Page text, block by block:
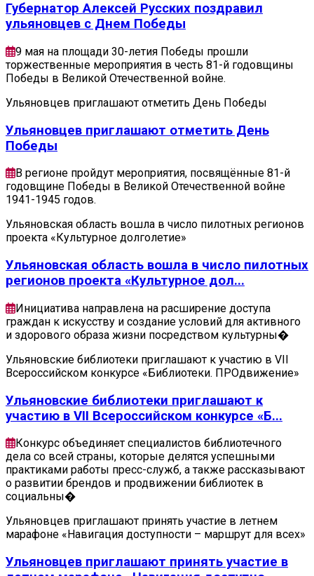
Губернатор Алексей Русских поздравил
ульяновцев с Днем Победы
9 мая на площади 30-летия Победы прошли
торжественные мероприятия в честь 81-й годовщины
Победы в Великой Отечественной войне.
Ульяновцев приглашают отметить День Победы
Ульяновцев приглашают отметить День
Победы
В регионе пройдут мероприятия, посвящённые 81-й
годовщине Победы в Великой Отечественной войне
1941-1945 годов.
Ульяновская область вошла в число пилотных регионов
проекта «Культурное долголетие»
Ульяновская область вошла в число пилотных
регионов проекта «Культурное дол...
Инициатива направлена на расширение доступа
граждан к искусству и создание условий для активного
и здорового образа жизни посредством культурны�
Ульяновские библиотеки приглашают к участию в VII
Всероссийском конкурсе «Библиотеки. ПРОдвижение»
Ульяновские библиотеки приглашают к
участию в VII Всероссийском конкурсе «Б...
Конкурс объединяет специалистов библиотечного
дела со всей страны, которые делятся успешными
практиками работы пресс-служб, а также рассказывают
о развитии брендов и продвижении библиотек в
социальны�
Ульяновцев приглашают принять участие в летнем
марафоне «Навигация доступности – маршрут для всех»
Ульяновцев приглашают принять участие в